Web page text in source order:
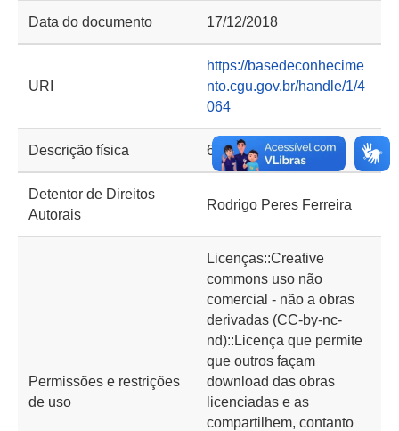
Data do documento 17/12/2018
URI
https://basedeconhecime
nto.cgu.gov.br/handle/1/4
064
Descrição física 63 p. : il. color.
Detentor de Direitos
Autorais
Rodrigo Peres Ferreira
Permissões e restrições
de uso
Licenças::Creative
commons uso não
comercial - não a obras
derivadas (CC-by-nc-
nd)::Licença que permite
que outros façam
download das obras
licenciadas e as
compartilhem, contanto